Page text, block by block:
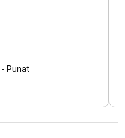
- Punat